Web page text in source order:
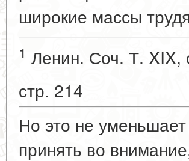
широкие массы
1 Ленин. Соч. Т. XIX,
стр. 214
Но это не
принять во